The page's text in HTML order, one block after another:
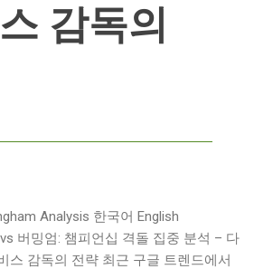
감독의
Analysis 한국어 English
버밍엄: 챔피언십 격돌 집중 분석 – 다
스 감독의 전략 최근 구글 트렌드에서